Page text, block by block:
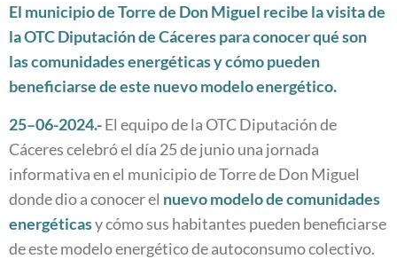
El municipio de Torre de Don Miguel recibe la visita de
la OTC Diputación de Cáceres para conocer qué son
las comunidades energéticas y cómo pueden
beneficiarse de este nuevo modelo energético.
25–06-2024.-El equipo de la OTC Diputación de
Cáceres celebró el día 25 de junio una jornada
informativa en el municipio de Torre de Don Miguel
donde dio a conocer el nuevo modelo de comunidades
energéticasy cómo sus habitantes pueden beneficiarse
de este modelo energético de autoconsumo colectivo.